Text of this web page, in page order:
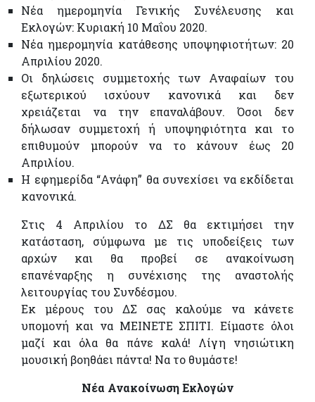
Νέα ημερομηνία Γενικής Συνέλευσης και
Εκλογών: Κυριακή 10 Μαΐου 2020.
Νέα ημερομηνία κατάθεσης υποψηφιοτήτων: 20
Απριλίου 2020.
Οι δηλώσεις συμμετοχής των Αναφαίων του
εξωτερικού ισχύουν κανονικά και δεν
χρειάζεται να την επαναλάβουν. Όσοι δεν
δήλωσαν συμμετοχή ή υποψηφιότητα και το
επιθυμούν μπορούν να το κάνουν έως 20
Απριλίου.
Η εφημερίδα “Ανάφη” θα συνεχίσει να εκδίδεται
κανονικά.
Στις 4 Απριλίου το ΔΣ θα εκτιμήσει την
κατάσταση, σύμφωνα με τις υποδείξεις των
αρχών και θα προβεί σε ανακοίνωση
επανέναρξης η συνέχισης της αναστολής
λειτουργίας του Συνδέσμου.
Εκ μέρους του ΔΣ σας καλούμε να κάνετε
υπομονή και να ΜΕΙΝΕΤΕ ΣΠΙΤΙ. Είμαστε όλοι
μαζί και όλα θα πάνε καλά! Λίγη νησιώτικη
μουσική βοηθάει πάντα! Να το θυμάστε!
Νέα Ανακοίνωση Εκλογών